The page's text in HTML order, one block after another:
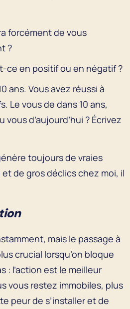
forcément de vous
?
ce en positif ou en négatif ?
ans. Vous avez réussi à
Le vous de dans 10 ans,
vous d’aujourd’hui ? Écrivez
toujours de vraies
de gros déclics chez moi, il
mais le passage à
crucial lorsqu’on bloque
: l’action est le meilleur
vous restez immobiles, plus
peur de s’installer et de